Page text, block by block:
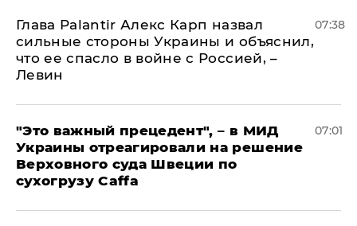
Глава Palantir Алекс Карп назвал
сильные стороны Украины и объяснил,
что ее спасло в войне с Россией, –
Левин
07:38
"Это важный прецедент", – в МИД
Украины отреагировали на решение
Верховного суда Швеции по
сухогрузу Caffa
07:01